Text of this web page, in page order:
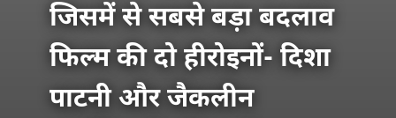
जिसमें से सबसे बड़ा बदलाव
फिल्म की दो हीरोइनों- दिशा
पाटनी और जैकलीन